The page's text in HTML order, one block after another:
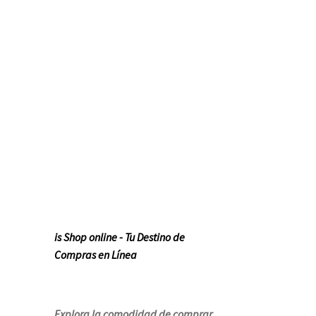
is Shop online - Tu Destino de
Compras en Línea